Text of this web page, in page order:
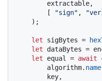
        [
"sign" ,
let sigBytes =
let dataBytes =
let equal = await
        algorithm.
name